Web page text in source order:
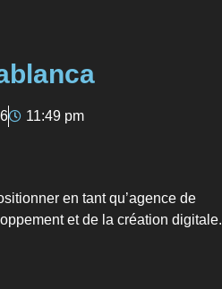
11:49 pm
en tant qu’agence de
et de la création digitale.